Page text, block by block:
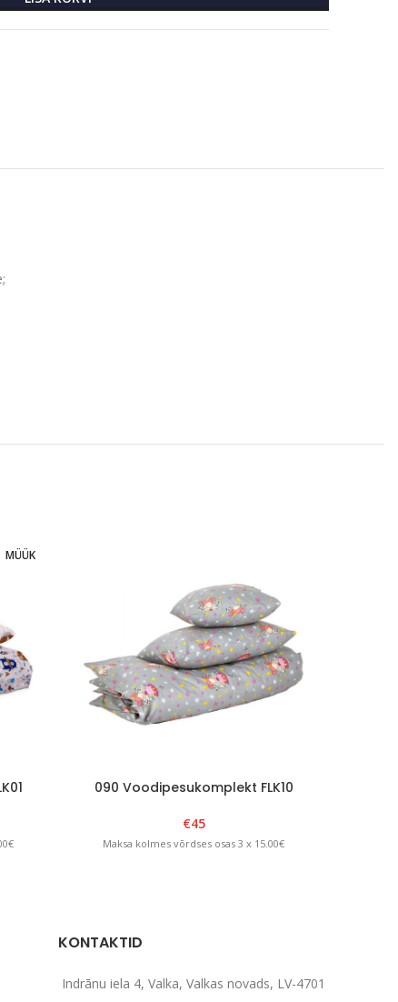
MÜÜK
090 Voodipesukomplekt FLK10
€45
Maksa kolmes võrdses osas 3 x 15.00€
KONTAKTID
Indrānu iela 4, Valka, Valkas novads, LV-4701